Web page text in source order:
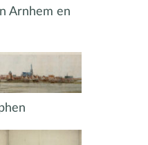
Arnhem en